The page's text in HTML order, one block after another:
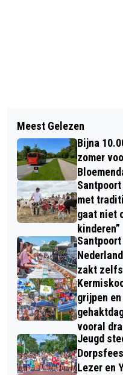
EXPOSITIE
WILLEM VISSER’
VOOR HET
Meest Gelezen
Bijna
zomer
met
gaat niet
kinderen”
zakt
grijpen
vooral
Jeugd
Lezer en